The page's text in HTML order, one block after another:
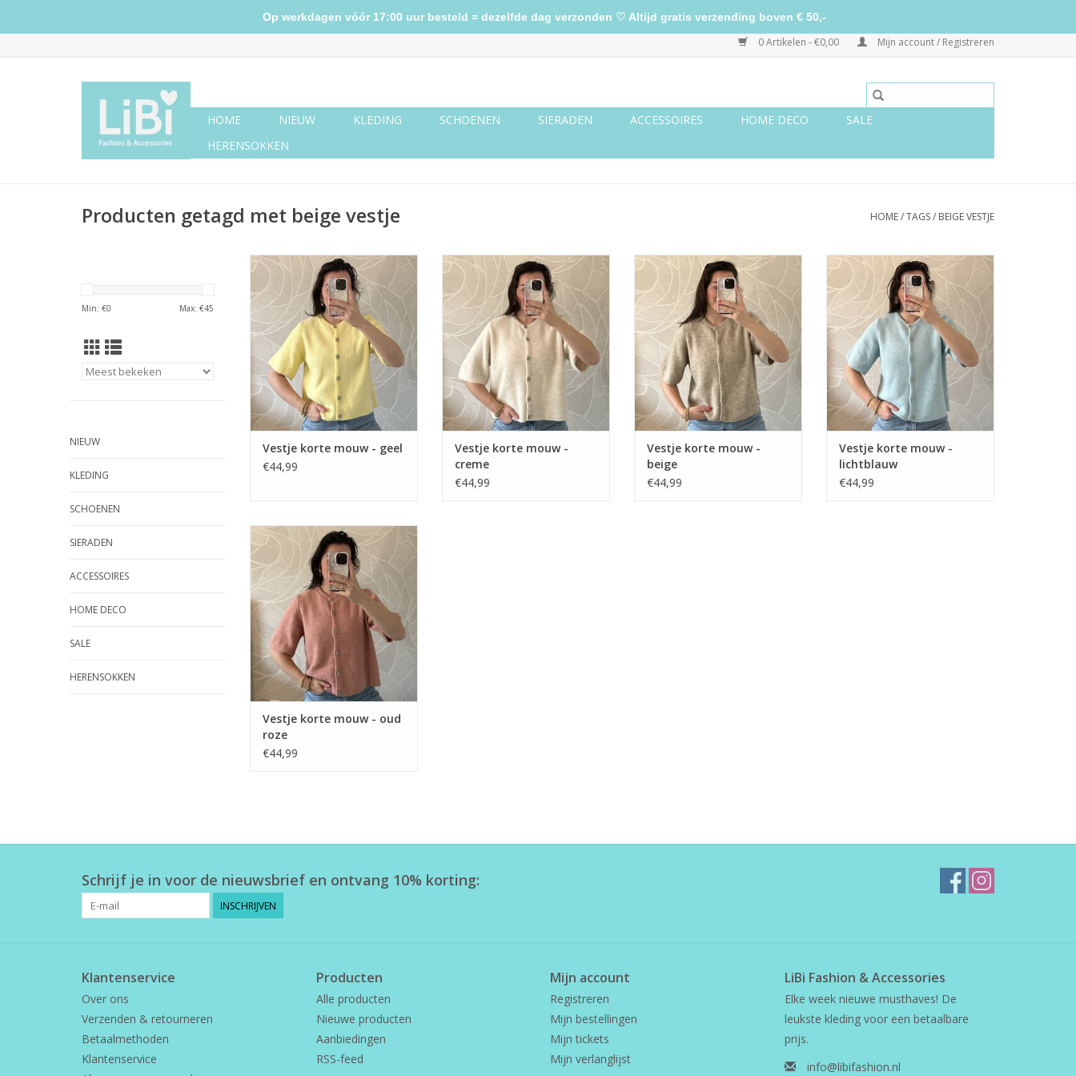
0 Artikelen - €0,00 Mijn account / Registreren
HOME NIEUW KLEDING SCHOENEN SIERADEN ACCESSOIRES HOME DECO
SALE
HERENSOKKEN
Producten getagd met beige vestje HOME/TAGS/ BEIGE VESTJE
Min: €0 Max: €45
NIEUW
KLEDING
SCHOENEN
SIERADEN
ACCESSOIRES
HOME DECO
SALE
HERENSOKKEN
Vestje korte mouw - geel
Vestje korte mouw - geel
€44,99
Vestje korte mouw - creme
Vestje korte mouw -
creme
€44,99
Vestje korte mouw - beige
Vestje korte mouw -
beige
€44,99
Vestje korte mouw - lichtblauw
TOEVOEGEN AAN WINKELWAGEN
Vestje korte mouw -
lichtblauw
€44,99
Vestje korte mouw - oud roze
Vestje korte mouw - oud
roze
€44,99
Schrijf je in voor de nieuwsbrief en ontvang 10% korting:
INSCHRIJVEN
Klantenservice
Over ons
Verzenden & retourneren
Betaalmethoden
Klantenservice
Producten
Alle producten
Nieuwe producten
Aanbiedingen
RSS-feed
Mijn account
Registreren
Mijn bestellingen
Mijn tickets
Mijn verlanglijst
LiBi Fashion & Accessories
Elke week nieuwe musthaves! De
leukste kleding voor een betaalbare
prijs.
info@libifashion.nl
Op werkdagen vóór 17:00 uur besteld = dezelfde dag verzonden ♡ Altijd gratis verzending boven € 50,-